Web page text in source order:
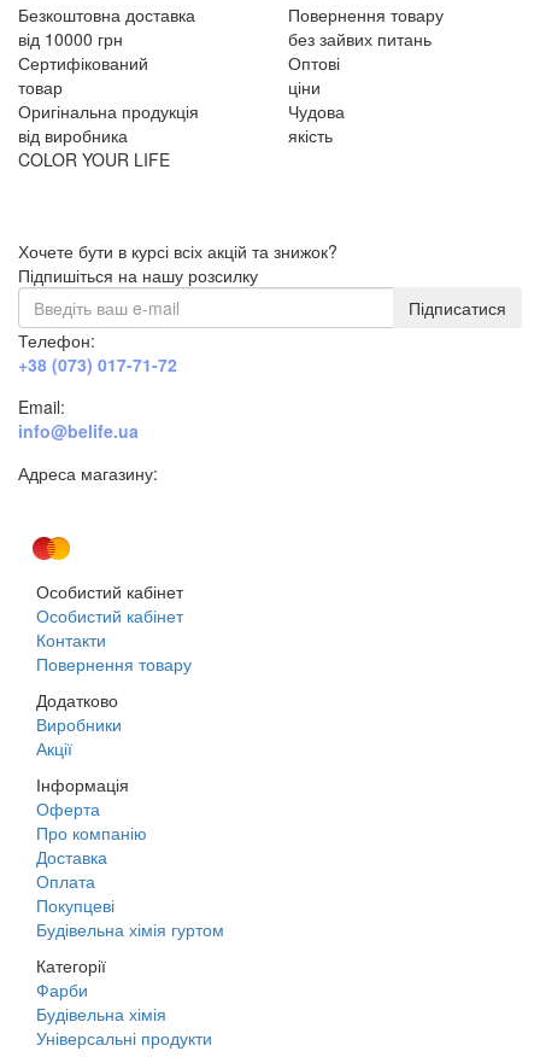
Безкоштовна доставка
від 10000 грн
Повернення товару
без зайвих питань
Сертифікований
товар
Оптові
ціни
Оригінальна продукція
від виробника
Чудова
якість
COLOR YOUR LIFE
Хочете бути в курсі всіх акцій та знижок?
Підпишіться на нашу розсилку
Підписатися
Телефон:
+38 (073) 017-71-72
Email:
info@belife.ua
Адреса магазину:
Особистий кабінет
Особистий кабінет
Контакти
Повернення товару
Додатково
Виробники
Акції
Інформація
Оферта
Про компанію
Доставка
Оплата
Покупцеві
Будівельна хімія гуртом
Категорії
Фарби
Будівельна хімія
Універсальні продукти